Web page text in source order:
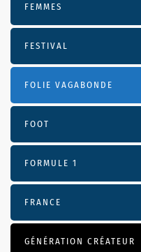
FEMMES
FESTIVAL
FOLIE VAGABONDE
FOOT
FORMULE 1
FRANCE
GÉNÉRATION CRÉATEUR